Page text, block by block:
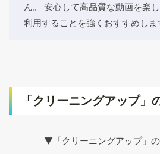
ん。 安心して高品質な動画を楽
利用することを強くおすすめしま
「クリーニングアップ」
▼「クリーニングアップ」